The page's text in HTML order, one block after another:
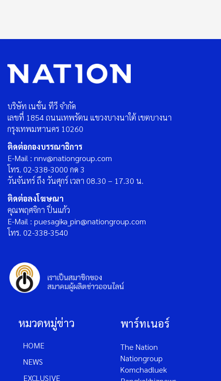
บริษัท เนชั่น ทีวี จำกัด
เลขที่ 1854 ถนนเทพรัตน แขวงบางนาใต้ เขตบางนา
กรุงเทพมหานคร 10260
ติดต่อกองบรรณาธิการ
E-Mail : nnv@nationgroup.com
โทร. 02-338-3000 กด 3
วันจันทร์ ถึง วันศุกร์ เวลา 08.30 – 17.30 น.
ติดต่อลงโฆษณา
คุณพฤศจิกา ปิ่นแก้ว
E-Mail : puesagika_pin@nationgroup.com
โทร. 02-338-3540
หมวดหมู่ข่าว
HOME
NEWS
EXCLUSIVE
พาร์ทเนอร์
The Nation
Nationgroup
Komchadluek